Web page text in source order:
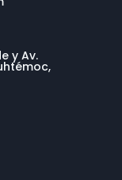
y Av.